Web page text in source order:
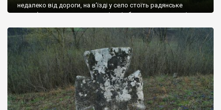
недалеко від дороги, на в’їзді у село стоїть радянське
рельєфне пано, яке показує жінку і яблуню, а трохи далі, десь
не видно, але видно дві стареньких колії у траві – […]